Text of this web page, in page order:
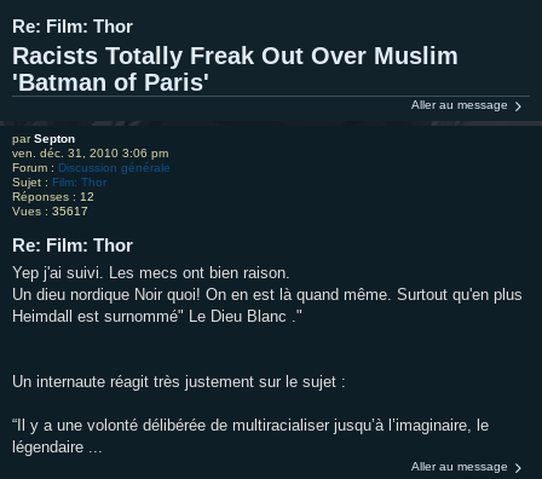
Re: Film: Thor
Racists Totally Freak Out Over Muslim
'Batman of Paris'
Aller au message
parSepton
ven. déc. 31, 2010 3:06 pm
Forum : Discussion générale
Sujet : Film: Thor
Réponses : 12
Vues : 35617
Re: Film: Thor
Yep j'ai suivi. Les mecs ont bien raison.
Un dieu nordique Noir quoi! On en est là quand même. Surtout qu'en plus
Heimdall est surnommé" Le Dieu Blanc ."
Un internaute réagit très justement sur le sujet :
“Il y a une volonté délibérée de multiracialiser jusqu’à l’imaginaire, le
légendaire ...
Aller au message